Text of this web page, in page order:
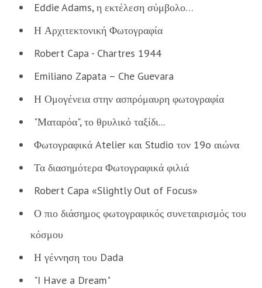
Eddie Adams, η εκτέλεση σύμβολο…
Η Αρχιτεκτονική Φωτογραφία
Robert Capa - Chartres 1944
Emiliano Zapata – Che Guevara
Η Ομογένεια στην ασπρόμαυρη φωτογραφία
"Ματαρόα", το θρυλικό ταξίδι...
Φωτογραφικά Atelier και Studio τον 19o αιώνα
Τα διασημότερα Φωτογραφικά φιλιά
Robert Capa «Slightly Out of Focus»
Ο πιο διάσημος φωτογραφικός συνεταιρισμός του
κόσμου
Η γέννηση του Dada
"I Have a Dream"